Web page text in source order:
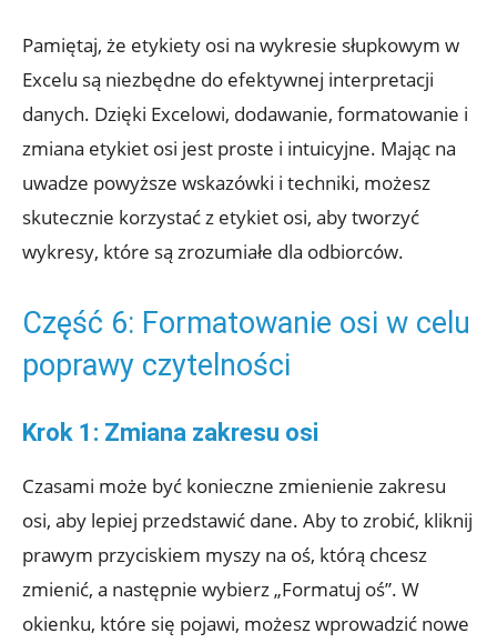
Pamiętaj, że etykiety osi na wykresie słupkowym w
Excelu są niezbędne do efektywnej interpretacji
danych. Dzięki Excelowi, dodawanie, formatowanie i
zmiana etykiet osi jest proste i intuicyjne. Mając na
uwadze powyższe wskazówki i techniki, możesz
skutecznie korzystać z etykiet osi, aby tworzyć
wykresy, które są zrozumiałe dla odbiorców.
Część 6: Formatowanie osi w celu
poprawy czytelności
Krok 1: Zmiana zakresu osi
Czasami może być konieczne zmienienie zakresu
osi, aby lepiej przedstawić dane. Aby to zrobić, kliknij
prawym przyciskiem myszy na oś, którą chcesz
zmienić, a następnie wybierz „Formatuj oś”. W
okienku, które się pojawi, możesz wprowadzić nowe